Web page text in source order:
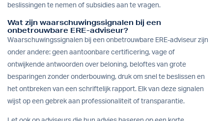
beslissingen te nemen of subsidies aan te vragen.
Wat zijn waarschuwingssignalen bij een
onbetrouwbare ERE-adviseur?
Waarschuwingssignalen bij een onbetrouwbare ERE-adviseur zijn
onder andere: geen aantoonbare certificering, vage of
ontwijkende antwoorden over beloning, beloftes van grote
besparingen zonder onderbouwing, druk om snel te beslissen en
het ontbreken van een schriftelijk rapport. Elk van deze signalen
wijst op een gebrek aan professionaliteit of transparantie.